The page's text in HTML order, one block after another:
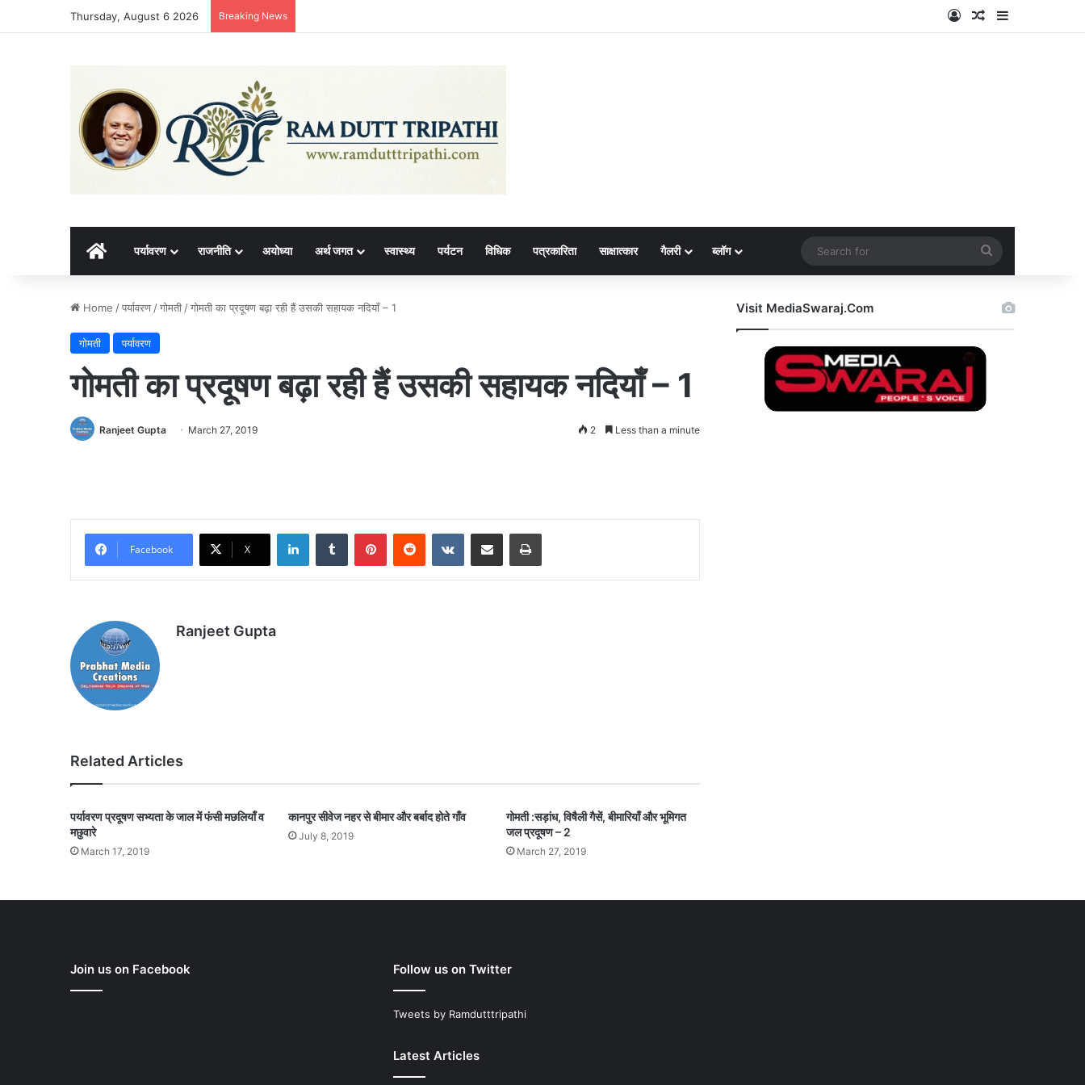
Thursday, August 6 2026 Breaking News Log InRandom Article
Sidebar
होम पर्यावरण राजनीति अयोध्या अर्थ जगत स्वास्थ्य पर्यटन विधिक पत्रकारिता साक्षात्कार गैलरी ब्लॉग
for
Home /पर्यावरण /गोमती /गोमती का प्रदूषण बढ़ा रही हैं उसकी सहायक नदियाँ – 1
गोमती पर्यावरण
गोमती का प्रदूषण बढ़ा रही हैं उसकी सहायक नदियाँ – 1
Ranjeet Gupta March 27, 2019 2 Less than a minute
Facebook X
LinkedInTumblr PinterestReddit VKontakteShare via Email Print
Ranjeet Gupta
Related Articles
पर्यावरण प्रदूषण सभ्यता के जाल में फंसी मछलियाँ व
मछुवारे
March 17, 2019
कानपुर सीवेज नहर से बीमार और बर्बाद होते गाँव
July 8, 2019
गोमती :सड़ांध, विषैली गैसें, बीमारियाँ और भूमिगत
जल प्रदूषण – 2
March 27, 2019
Visit MediaSwaraj.Com
Join us on Facebook Follow us on Twitter
Tweets by Ramdutttripathi
Latest Articles